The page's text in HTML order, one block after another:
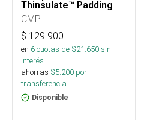
Thinsulate™ Padding
CMP
$ 129.900
en 6cuotas de $21.650sin
interés
ahorras $5.200 por
transferencia.
Disponible